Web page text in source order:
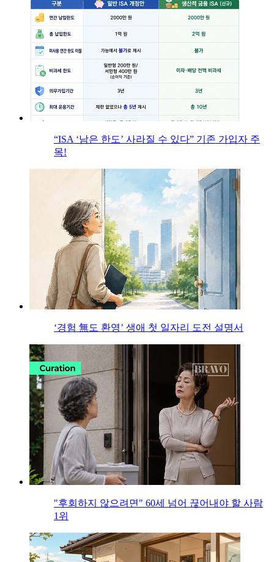
“ISA ‘남은 한도’ 사라질 수 있다” 기존 가입자 주
목!
‘경험 無도 환영’ 생애 첫 일자리 도전 설명서
"후회하지 않으려면" 60세 넘어 끊어내야 할 사람
1위